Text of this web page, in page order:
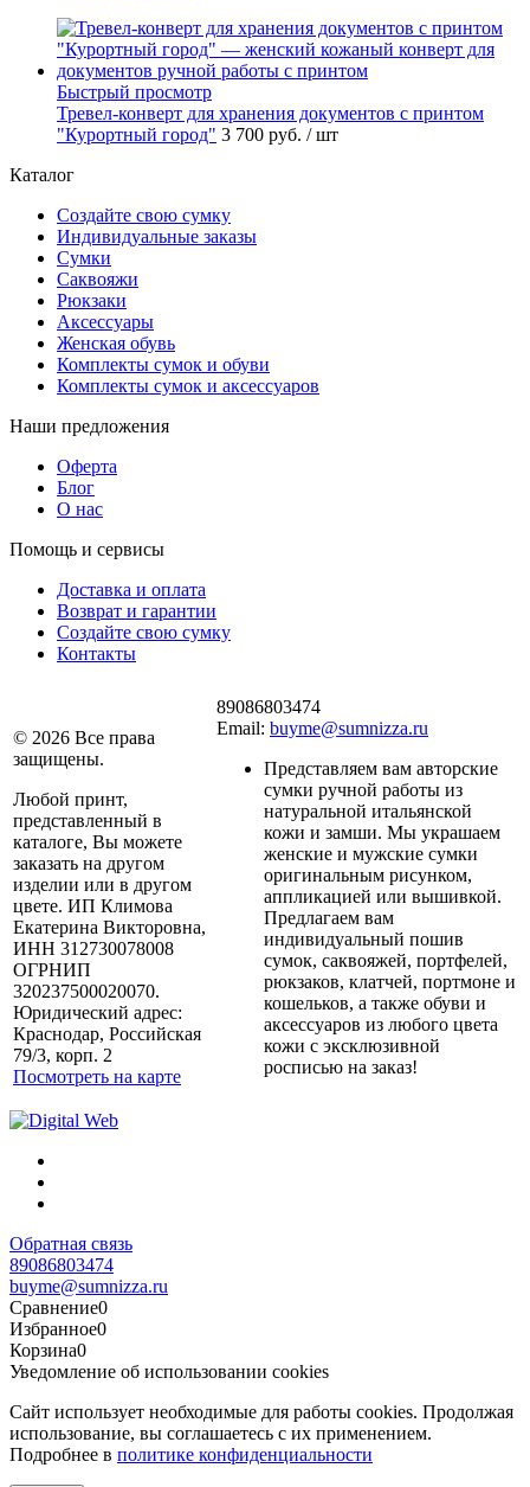
Быстрый просмотр
Тревел-конверт для хранения документов с принтом
"Курортный город" 3 700 руб. / шт
Каталог
Создайте свою сумку
Индивидуальные заказы
Сумки
Саквояжи
Рюкзаки
Аксессуары
Женская обувь
Комплекты сумок и обуви
Комплекты сумок и аксессуаров
Наши предложения
Оферта
Блог
О нас
Помощь и сервисы
Доставка и оплата
Возврат и гарантии
Создайте свою сумку
Контакты
© 2026 Все права
защищены.
Любой принт,
представленный в
каталоге, Вы можете
заказать на другом
изделии или в другом
цвете. ИП Климова
Екатерина Викторовна,
ИНН 312730078008
ОГРНИП
320237500020070.
Юридический адрес:
Краснодар, Российская
79/3, корп. 2
Посмотреть на карте
89086803474
Email: buyme@sumnizza.ru
Представляем вам авторские
сумки ручной работы из
натуральной итальянской
кожи и замши. Мы украшаем
женские и мужские сумки
оригинальным рисунком,
аппликацией или вышивкой.
Предлагаем вам
индивидуальный пошив
сумок, саквояжей, портфелей,
рюкзаков, клатчей, портмоне и
кошельков, а также обуви и
аксессуаров из любого цвета
кожи с эксклюзивной
росписью на заказ!
Обратная связь
89086803474
buyme@sumnizza.ru
Сравнение0
Избранное0
Корзина0
Уведомление об использовании cookies
Сайт использует необходимые для работы cookies. Продолжая
использование, вы соглашаетесь с их применением.
Подробнее в политике конфиденциальности